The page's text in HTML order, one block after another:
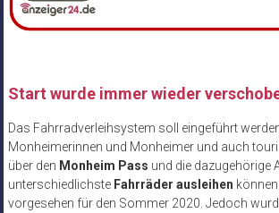
Start wurde immer wieder
Das Fahrradverleihsystem soll eingeführt
Monheimerinnen und Monheimer und auch
über den Monheim Pass und die dazugehörige
unterschiedlichste Fahrräder ausleihen
vorgesehen für den Sommer 2020. Jedoch